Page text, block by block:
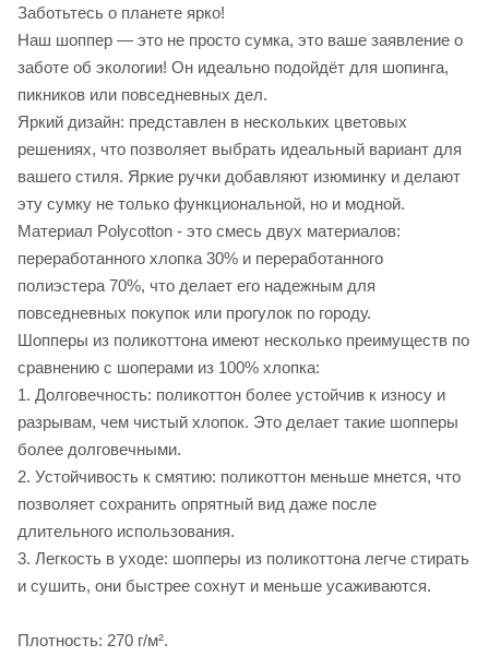
Заботьтесь о планете ярко!
Наш шоппер — это не просто сумка, это ваше заявление о
заботе об экологии! Он идеально подойдёт для шопинга,
пикников или повседневных дел.
Яркий дизайн: представлен в нескольких цветовых
решениях, что позволяет выбрать идеальный вариант для
вашего стиля. Яркие ручки добавляют изюминку и делают
эту сумку не только функциональной, но и модной.
Материал Polycotton - это смесь двух материалов:
переработанного хлопка 30% и переработанного
полиэстера 70%, что делает его надежным для
повседневных покупок или прогулок по городу.
Шопперы из поликоттона имеют несколько преимуществ по
сравнению с шоперами из 100% хлопка:
1. Долговечность: поликоттон более устойчив к износу и
разрывам, чем чистый хлопок. Это делает такие шопперы
более долговечными.
2. Устойчивость к смятию: поликоттон меньше мнется, что
позволяет сохранить опрятный вид даже после
длительного использования.
3. Легкость в уходе: шопперы из поликоттона легче стирать
и сушить, они быстрее сохнут и меньше усаживаются.
Плотность: 270 г/м².